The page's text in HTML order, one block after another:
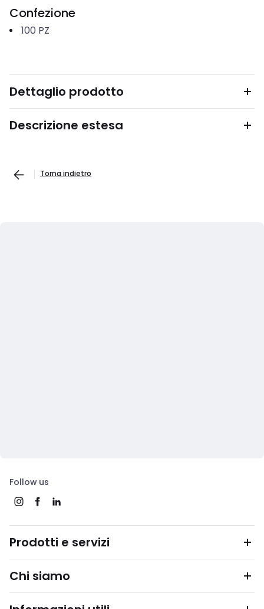
Confezione
100 PZ
Dettaglio prodotto
Descrizione estesa
Torna indietro
Follow us
Prodotti e servizi
Chi siamo